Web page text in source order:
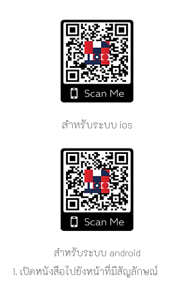
สำหรับระบบ ios
สำหรับระบบ android
1. เปิดหนังสือไปยังหน้าที่มีสัญลักษณ์